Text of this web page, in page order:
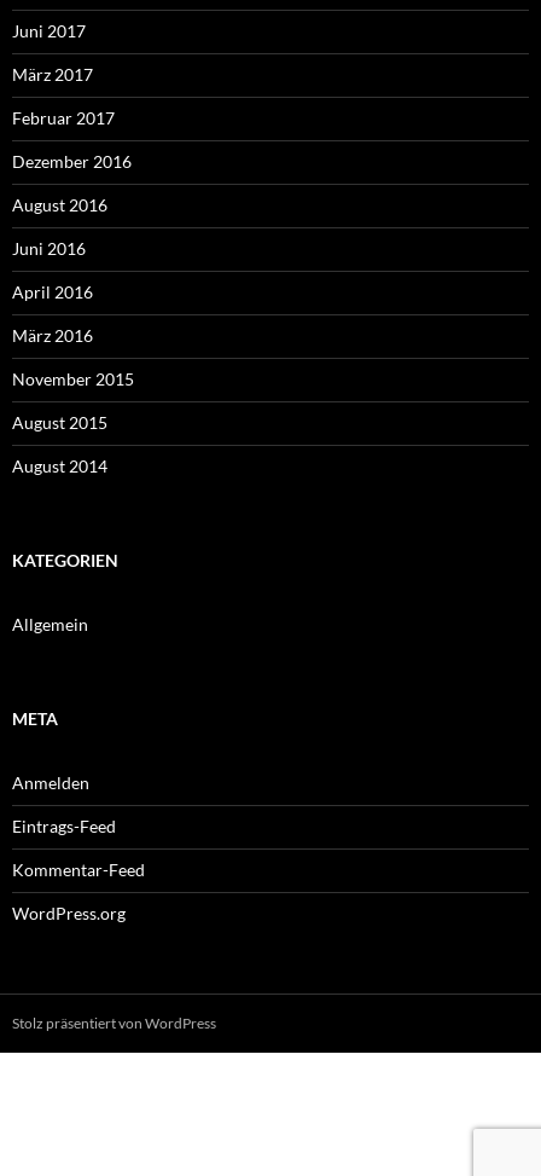
Juni 2017
März 2017
Februar 2017
Dezember 2016
August 2016
Juni 2016
April 2016
März 2016
November 2015
August 2015
August 2014
KATEGORIEN
Allgemein
META
Anmelden
Eintrags-Feed
Kommentar-Feed
WordPress.org
Stolz präsentiert von WordPress